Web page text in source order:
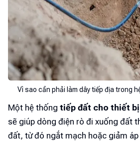
Vì sao cần phải làm dây tiếp địa trong
Một hệ thống tiếp đất cho thiết
sẽ giúp dòng điện rò đi xuống đất
đất, từ đó ngắt mạch hoặc giảm